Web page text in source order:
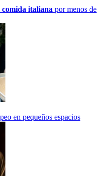
comida italiana por menos de
en pequeños espacios